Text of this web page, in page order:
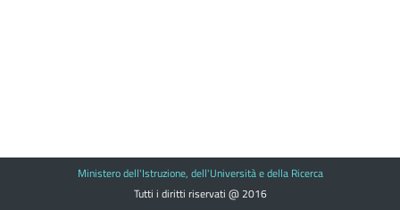
Ministero dell'Istruzione, dell'Università e della Ricerca
Tutti i diritti riservati @ 2016